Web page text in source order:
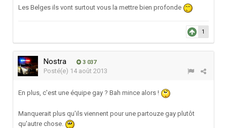
Les Belges ils vont surtout vous la mettre bien profonde
1
Nostra 3 037
Posté(e) 14 août 2013
En plus, c'est une équipe gay ? Bah mince alors !
Manquerait plus qu'ils viennent pour une partouze gay plutôt
qu'autre chose.